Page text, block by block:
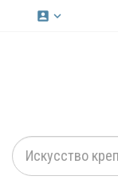
account_box keyboard_arrow_down